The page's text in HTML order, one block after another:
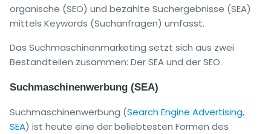
organische (SEO) und bezahlte Suchergebnisse (SEA)
mittels Keywords (Suchanfragen) umfasst.
Das Suchmaschinenmarketing setzt sich aus zwei
Bestandteilen zusammen: Der SEA und der SEO.
Suchmaschinenwerbung (SEA)
Suchmaschinenwerbung (Search Engine Advertising,
SEA) ist heute eine der beliebtesten Formen des